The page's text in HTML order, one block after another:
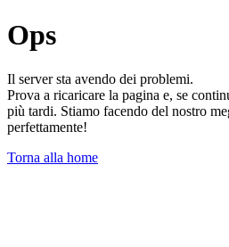
Ops
Il server sta avendo dei problemi.
Prova a ricaricare la pagina e, se
più tardi. Stiamo facendo del nostro
perfettamente!
Torna alla home